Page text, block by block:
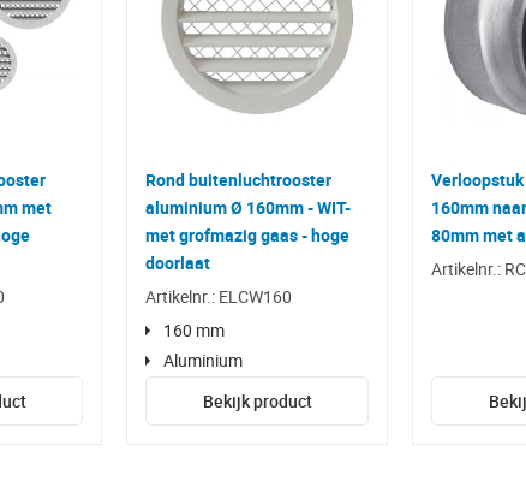
met
Rond buitenluchtrooster
aluminium Ø 160mm - WIT-
met grofmazig gaas - hoge
doorlaat
Artikelnr.: ELCW160
160 mm
Aluminium
Bekijk product
160mm
80mm met
Artikelnr.: